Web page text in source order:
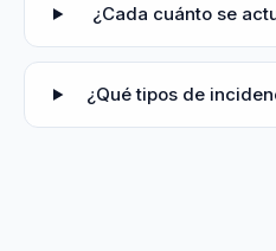
¿Cada cuánto se
¿Qué tipos de